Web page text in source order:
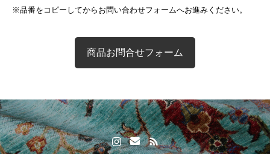
※品番をコピーしてからお問い合わせフォームへお進みください。
商品お問合せフォーム